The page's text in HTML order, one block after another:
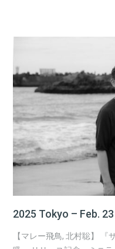
2025 Tokyo – Feb. 23
【マレー飛鳥, 北村聡】